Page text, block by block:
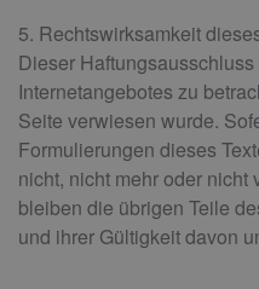
5. Rechtswirksamkeit
Dieser
Internetangebotes zu
Seite verwiesen wurde.
Formulierungen dieses
nicht, nicht mehr oder
bleiben die übrigen Teile
und ihrer Gültigkeit davon